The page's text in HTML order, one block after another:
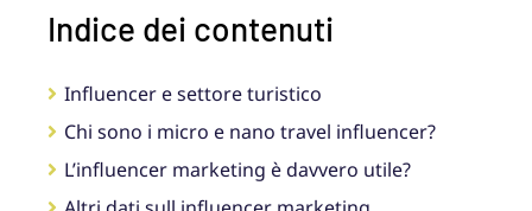
Indice dei contenuti
Influencer e settore turistico
Chi sono i micro e nano travel influencer?
L’influencer marketing è davvero utile?